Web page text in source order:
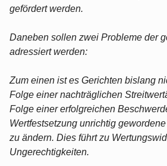
gefördert werden.
Daneben sollen zwei Probleme der
adressiert werden:
Zum einen ist es Gerichten bislang
Folge einer nachträglichen
Folge einer erfolgreichen
Wertfestsetzung unrichtig
zu ändern. Dies führt zu
Ungerechtigkeiten.